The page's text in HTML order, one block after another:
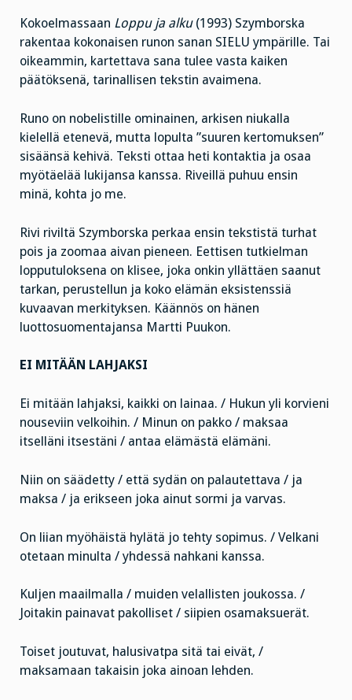
Kokoelmassaan Loppu ja alku(1993) Szymborska
rakentaa kokonaisen runon sanan SIELU ympärille. Tai
oikeammin, kartettava sana tulee vasta kaiken
päätöksenä, tarinallisen tekstin avaimena.
Runo on nobelistille ominainen, arkisen niukalla
kielellä etenevä, mutta lopulta ”suuren kertomuksen”
sisäänsä kehivä. Teksti ottaa heti kontaktia ja osaa
myötäelää lukijansa kanssa. Riveillä puhuu ensin
minä, kohta jo me.
Rivi riviltä Szymborska perkaa ensin tekstistä turhat
pois ja zoomaa aivan pieneen. Eettisen tutkielman
lopputuloksena on klisee, joka onkin yllättäen saanut
tarkan, perustellun ja koko elämän eksistenssiä
kuvaavan merkityksen. Käännös on hänen
luottosuomentajansa Martti Puukon.
EI MITÄÄN LAHJAKSI
Ei mitään lahjaksi, kaikki on lainaa. / Hukun yli korvieni
nouseviin velkoihin. / Minun on pakko / maksaa
itselläni itsestäni / antaa elämästä elämäni.
Niin on säädetty / että sydän on palautettava / ja
maksa / ja erikseen joka ainut sormi ja varvas.
On liian myöhäistä hylätä jo tehty sopimus. / Velkani
otetaan minulta / yhdessä nahkani kanssa.
Kuljen maailmalla / muiden velallisten joukossa. /
Joitakin painavat pakolliset / siipien osamaksuerät.
Toiset joutuvat, halusivatpa sitä tai eivät, /
maksamaan takaisin joka ainoan lehden.